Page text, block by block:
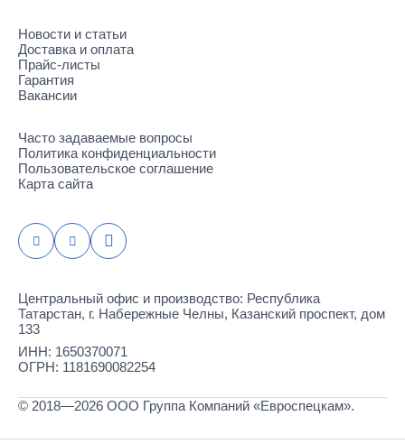
Новости и статьи
Доставка и оплата
Прайс-листы
Гарантия
Вакансии
Часто задаваемые вопросы
Политика конфиденциальности
Пользовательское соглашение
Карта сайта
Центральный офис и производство: Республика
Татарстан, г. Набережные Челны, Казанский проспект, дом
133
ИНН: 1650370071
ОГРН: 1181690082254
© 2018—2026 ООО Группа Компаний «Евроспецкам».